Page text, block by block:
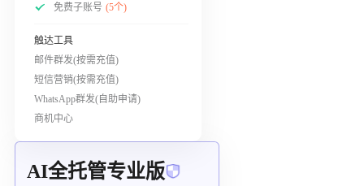
免费子账号 (5个)
触达工具
邮件群发(按需充值)
短信营销(按需充值)
WhatsApp群发(自助申请)
商机中心
AI全托管专业版